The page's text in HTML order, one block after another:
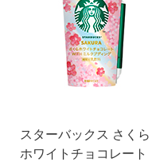
スターバックス さくら
ホワイトチョコレート